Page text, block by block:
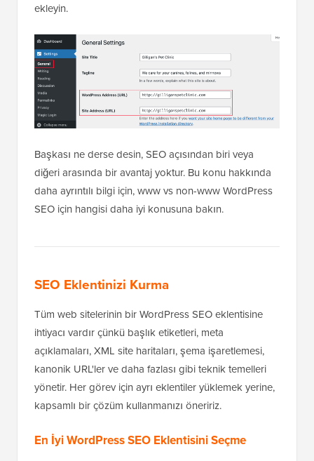
ekleyin.
Başkası ne derse desin, SEO açısından biri veya
diğeri arasında bir avantaj yoktur. Bu konu hakkında
daha ayrıntılı bilgi için, www vs non-www WordPress
SEO için hangisi daha iyi konusuna bakın.
SEO Eklentinizi Kurma
Tüm web sitelerinin bir WordPress SEO eklentisine
ihtiyacı vardır çünkü başlık etiketleri, meta
açıklamaları, XML site haritaları, şema işaretlemesi,
kanonik URL'ler ve daha fazlası gibi teknik temelleri
yönetir. Her görev için ayrı eklentiler yüklemek yerine,
kapsamlı bir çözüm kullanmanızı öneririz.
En İyi WordPress SEO Eklentisini Seçme